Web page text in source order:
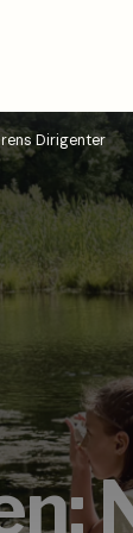
Dirigenter